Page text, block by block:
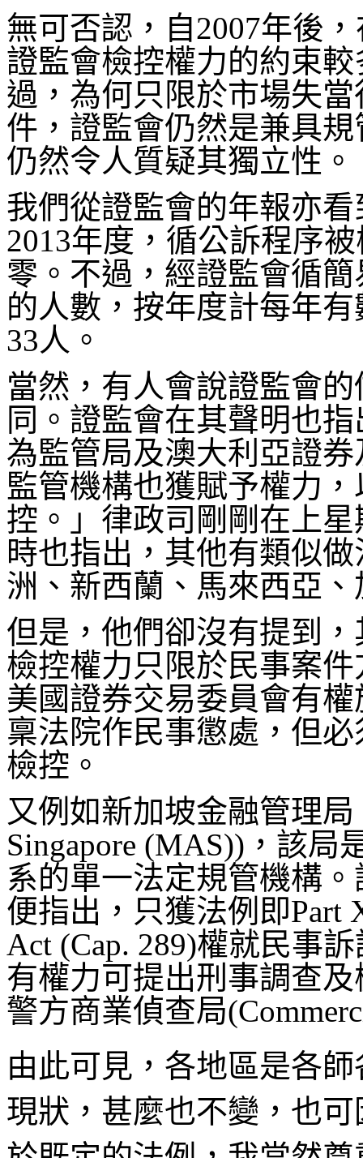
無可否認，自2007年後
證監會檢控權力的約束
過，為何只限於市場失
件，證監會仍然是兼具
仍然令人質疑其獨立性。
我們從證監會的年報亦看
2013年度，循公訴程序
零。不過，經證監會循
的人數，按年度計每年
33人。
當然，有人會說證監會
同。證監會在其聲明也
為監管局及澳大利亞證
監管機構也獲賦予權力
控。」律政司剛剛在上
時也指出，其他有類似
洲、新西蘭、馬來西亞
但是，他們卻沒有提到
檢控權力只限於民事案
美國證券交易委員會有
稟法院作民事懲處，但
檢控。
又例如新加坡金融管理
Singapore (MAS))，該
系的單一法定規管機構
便指出，只獲法例即Part
Act (Cap. 289)權就民事
有權力可提出刑事調查
警方商業偵查局
由此可見，各地區是各
現狀，甚麼也不變，也